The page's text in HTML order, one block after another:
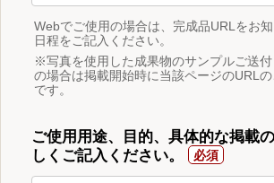
Webでご使用の場合は、完成品URLをお
日程をご記入ください。
※写真を使用した成果物のサンプルご送
の場合は掲載開始時に当該ページのURL
です。
ご使用用途、目的、具体的な掲載
しくご記入ください。